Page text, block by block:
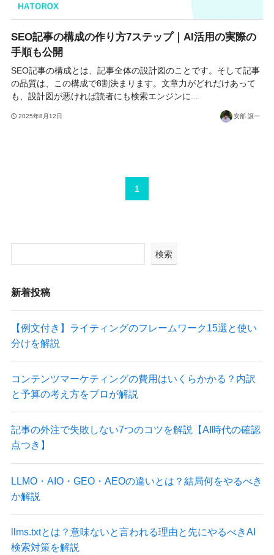
SEO記事の構成の作り方7ステップ｜AI活用の実際の
手順も公開
SEO記事の構成とは、記事全体の設計図のことです。そして記事
の品質は、この構成で8割決まります。文章力がどれだけあって
も、設計図が悪ければ読者にも検索エンジンに...
2025年8月12日 安部 譲一
1
検索
新着投稿
【例文付き】ライティングのフレームワーク15選と使い
分けを解説
コンテンツマーケティングの費用はいくらかかる？内訳
と予算の考え方をプロが解説
記事の外注で失敗しない7つのコツを解説【AI時代の確認
点つき】
LLMO・AIO・GEO・AEOの違いとは？結局何をやるべき
か解説
llms.txtとは？意味ないと言われる理由と先にやるべきAI
検索対策を解説